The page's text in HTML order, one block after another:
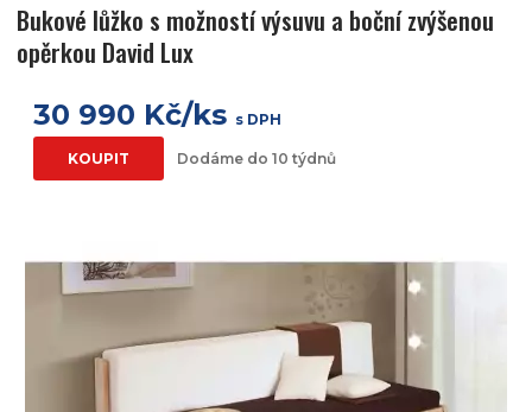
Bukové lůžko s možností výsuvu a boční zvýšenou
opěrkou David Lux
30 990 Kč/ks s DPH
KOUPIT Dodáme do 10 týdnů